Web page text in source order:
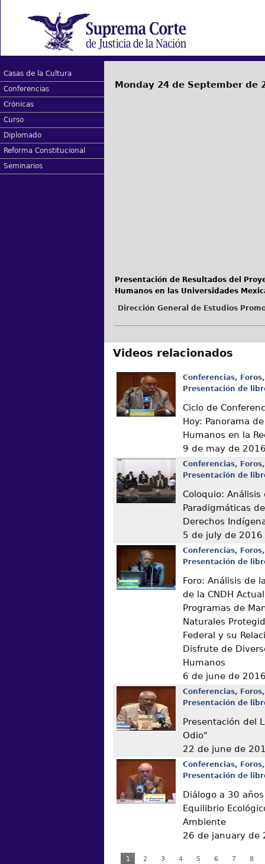
Casas de la Cultura
Conferencias
Crónicas
Curso
Diplomado
Reforma Constitucional
Seminarios
Monday 24 de September de
Presentación de Resultados del
Humanos en las Universidades
Dirección General de Estudios
Videos relacionados
Conferencias,
Presentación de
Ciclo de
Hoy: Panorama
Humanos en la
9 de may de
Conferencias,
Presentación de
Coloquio: Análisis
Paradigmáticas
Derechos
5 de july de 2016
Conferencias,
Presentación de
Foro: Análisis de
de la CNDH
Programas de
Naturales
Federal y su
Disfrute de
Humanos
6 de june de
Conferencias,
Presentación de
Presentación del
Odio"
22 de june de
Conferencias,
Presentación de
Diálogo a 30
Equilibrio
Ambiente
26 de january de
1 2 3 4 5 6 7 8